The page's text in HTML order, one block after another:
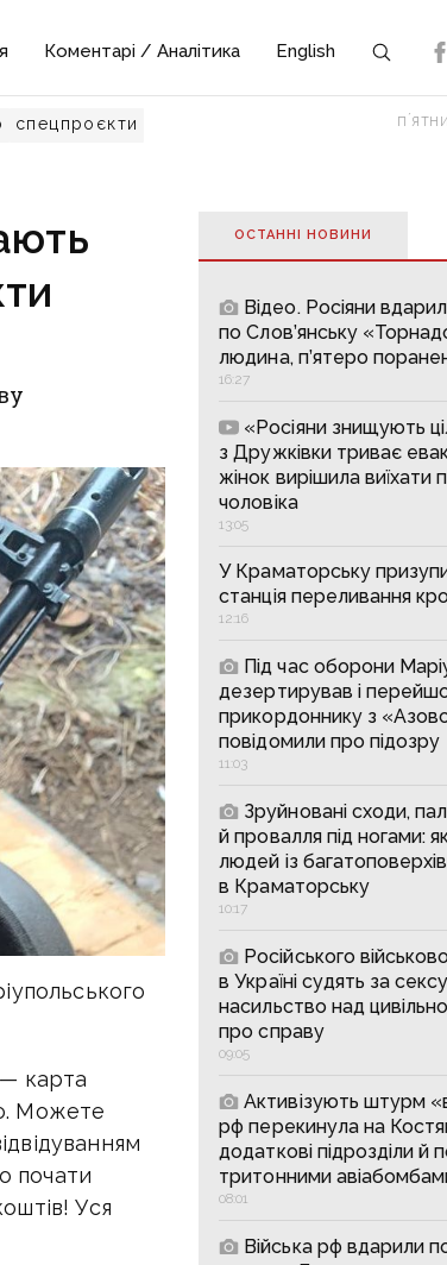
Коментарі / Аналітика English
спецпроєкти
карта
Можете
почати
Уся
ОСТАННІ НОВИНИ
Відео. Росіяни
по Слов’янську
людина, п’ятеро
16:27
«Росіяни знищують
з Дружківки триває
жінок вирішила виїхати
чоловіка
13:05
У Краматорську
станція переливання
12:16
Під час оборони
дезертирував і
прикордоннику з
повідомили про підозру
11:03
Зруйновані сходи,
й провалля під ногами:
людей із
в Краматорську
10:17
Російського
в Україні судять за
насильство над
про справу
09:05
Активізують штурм
рф перекинула на
додаткові підрозділи й
тритонними
08:01
Війська рф вдарили